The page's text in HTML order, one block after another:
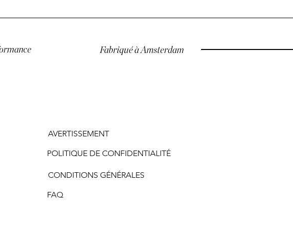
Fabriqué à Amsterdam
AVERTISSEMENT
POLITIQUE DE CONFIDENTIALITÉ
CONDITIONS GÉNÉRALES
FAQ